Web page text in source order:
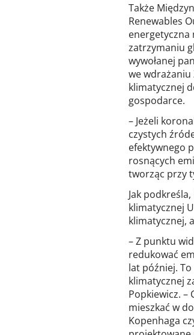
Także
Renewables
energetyczna
zatrzymaniu
wywołanej
we wdrażaniu
klimatycznej
gospodarce.
– Jeżeli
czystych
efektywnego
rosnących
tworząc przy
Jak
klimatycznej
klimatycznej,
– Z punktu
redukować
lat później.
klimatycznej
Popkiewicz. –
mieszkać w
Kopenhaga